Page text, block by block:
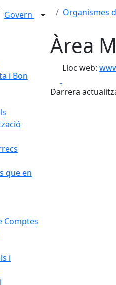
Govern Organismes
i Bon
que en
Comptes
i
Àrea
Lloc web:
Darrera